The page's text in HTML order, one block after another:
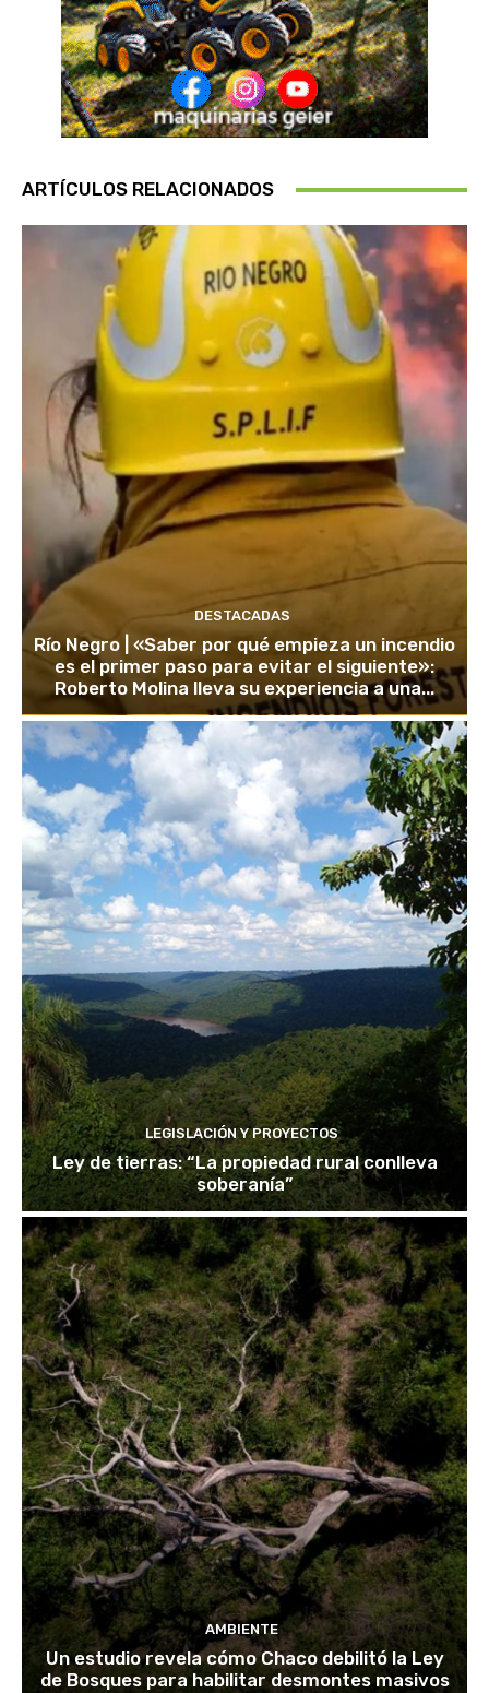
ARTÍCULOS RELACIONADOS
DESTACADAS
Río Negro | «Saber por qué empieza un incendio
es el primer paso para evitar el siguiente»:
Roberto Molina lleva su experiencia a una...
LEGISLACIÓN Y PROYECTOS
Ley de tierras: “La propiedad rural conlleva
soberanía”
AMBIENTE
Un estudio revela cómo Chaco debilitó la Ley
de Bosques para habilitar desmontes masivos